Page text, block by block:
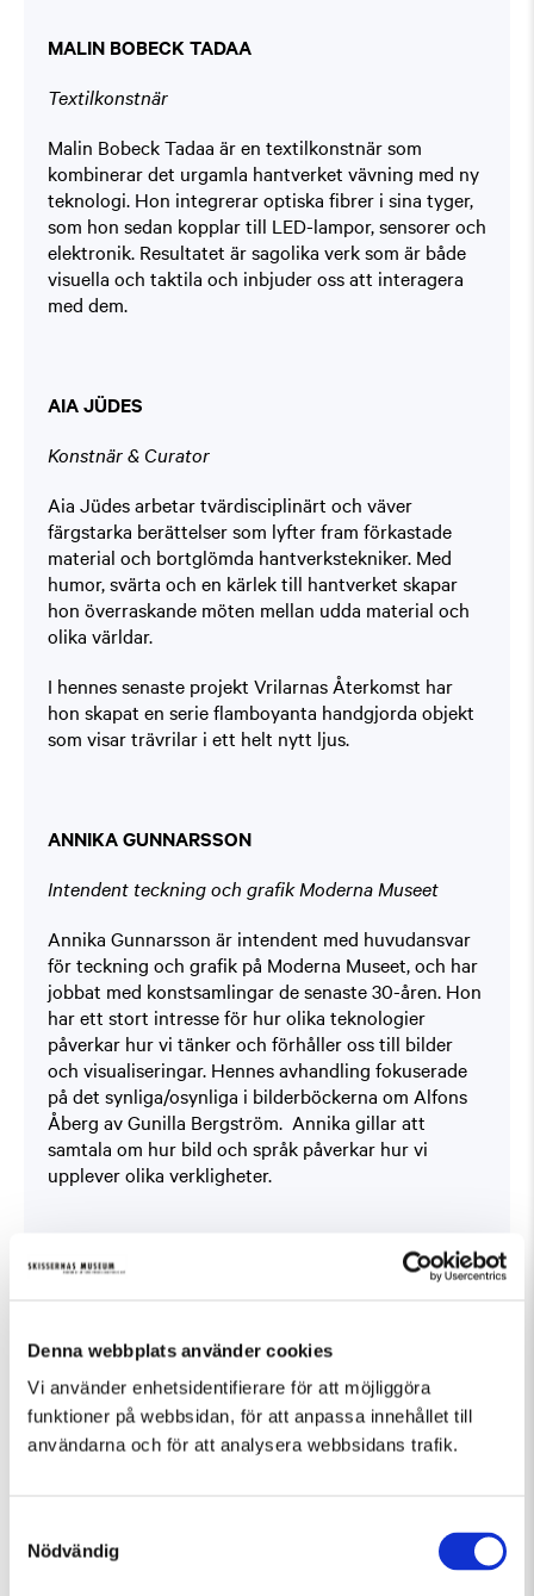
Denna webbplats använder cookies
Vi använder enhetsidentifierare för att möjliggöra
funktioner på webbsidan, för att anpassa innehållet till
användarna och för att analysera webbsidans trafik.
Nödvändig
MALIN BOBECK TADAA
Textilkonstnär
Malin Bobeck Tadaa är en textilkonstnär som
kombinerar det urgamla hantverket vävning med ny
teknologi. Hon integrerar optiska fibrer i sina tyger,
som hon sedan kopplar till LED-lampor, sensorer och
elektronik. Resultatet är sagolika verk som är både
visuella och taktila och inbjuder oss att interagera
med dem.
AIA JÜDES
Konstnär & Curator
Aia Jüdes arbetar tvärdisciplinärt och väver
färgstarka berättelser som lyfter fram förkastade
material och bortglömda hantverkstekniker. Med
humor, svärta och en kärlek till hantverket skapar
hon överraskande möten mellan udda material och
olika världar.
I hennes senaste projekt Vrilarnas Återkomst har
hon skapat en serie flamboyanta handgjorda objekt
som visar trävrilar i ett helt nytt ljus.
ANNIKA GUNNARSSON
Intendent teckning och grafik Moderna Museet
Annika Gunnarsson är intendent med huvudansvar
för teckning och grafik på Moderna Museet, och har
jobbat med konstsamlingar de senaste 30-åren. Hon
har ett stort intresse för hur olika teknologier
påverkar hur vi tänker och förhåller oss till bilder
och visualiseringar. Hennes avhandling fokuserade
på det synliga/osynliga i bilderböckerna om Alfons
Åberg av Gunilla Bergström. Annika gillar att
samtala om hur bild och språk påverkar hur vi
upplever olika verkligheter.
KARIN FRANKENSTEIN & TOMAS AURAN
Karin Frankenstein och Tomas Auran arbetar
kollektivt och tror på styrkan i det gemensamma. De
tar ofta avstamp i traditionella hantverkstekniker,
vilket vägleder dem mot nya upptäckter där de kan
växter – konstnärerna attraheras av bortglömda,
förkastade eller oupptäckta råämnen där de har